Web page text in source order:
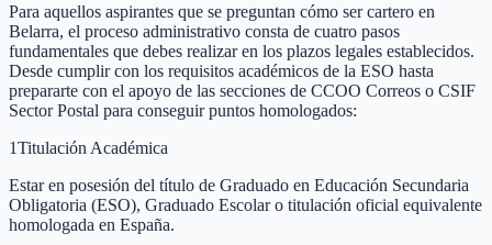
Para aquellos aspirantes que se preguntan cómo ser cartero en
Belarra, el proceso administrativo consta de cuatro pasos
fundamentales que debes realizar en los plazos legales establecidos.
Desde cumplir con los requisitos académicos de la ESO hasta
prepararte con el apoyo de las secciones de CCOO Correos o CSIF
Sector Postal para conseguir puntos homologados:
1Titulación Académica
Estar en posesión del título de Graduado en Educación Secundaria
Obligatoria (ESO), Graduado Escolar o titulación oficial equivalente
homologada en España.